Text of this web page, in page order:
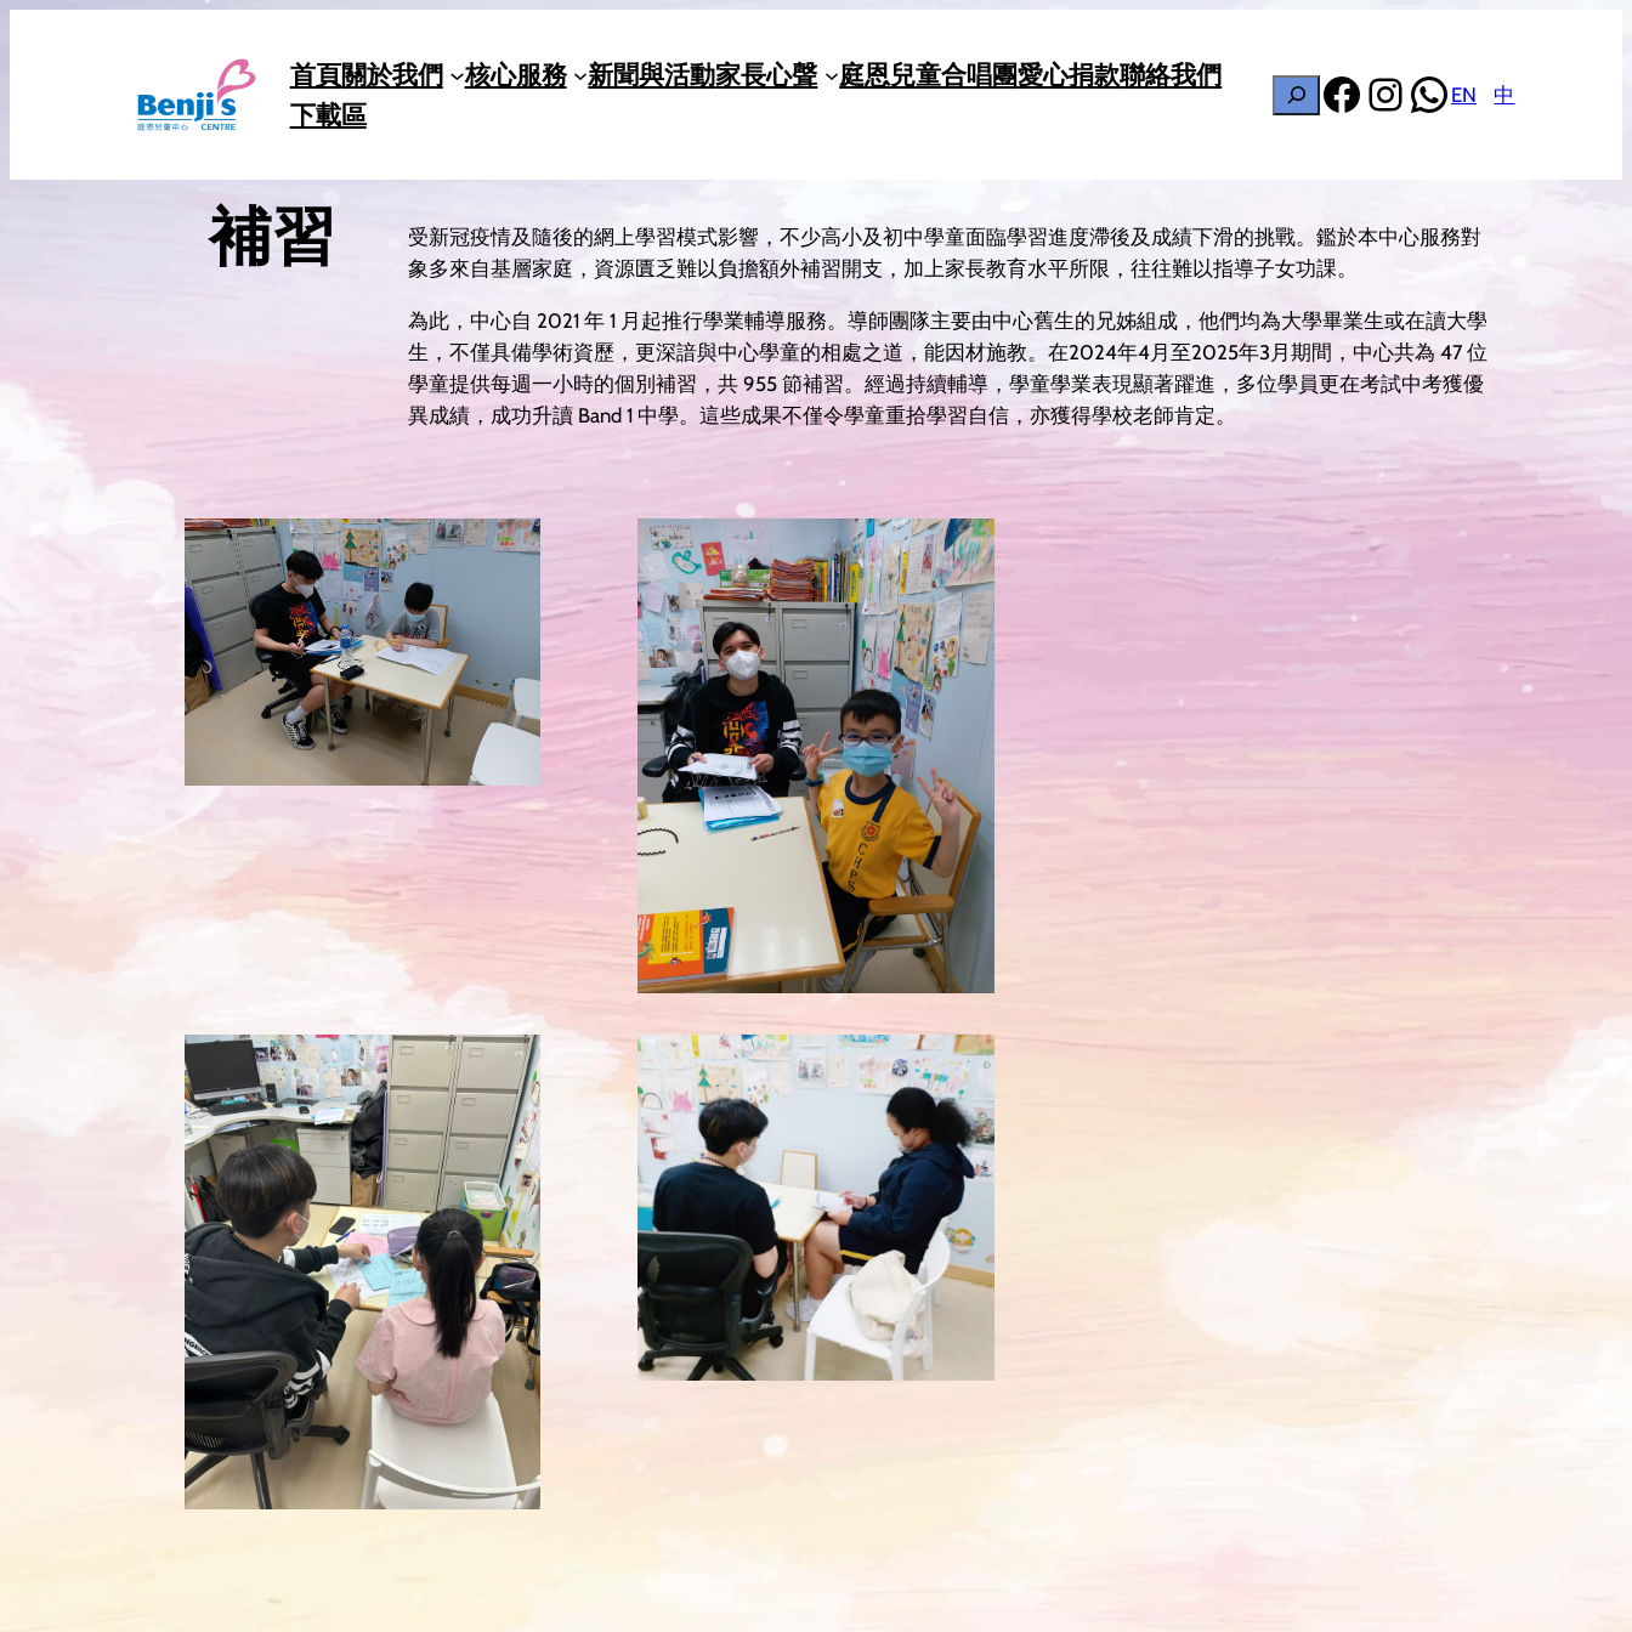
首頁關於我們 核心服務 新聞與活動家長心聲 庭恩兒童合唱團愛心捐款聯絡我們
下載區
搜
尋
Facebook
Instagram
WhatsApp
EN 中
補習
受新冠疫情及隨後的網上學習模式影響，不少高小及初中學童面臨學習進度滯後及成績下滑的挑戰。鑑於本中心服務對
象多來自基層家庭，資源匱乏難以負擔額外補習開支，加上家長教育水平所限，往往難以指導子女功課。
為此，中心自 2021 年 1 月起推行學業輔導服務。導師團隊主要由中心舊生的兄姊組成，他們均為大學畢業生或在讀大學
生，不僅具備學術資歷，更深諳與中心學童的相處之道，能因材施教。在2024年4月至2025年3月期間，中心共為 47 位
學童提供每週一小時的個別補習，共 955 節補習。經過持續輔導，學童學業表現顯著躍進，多位學員更在考試中考獲優
異成績，成功升讀 Band 1 中學。這些成果不僅令學童重拾學習自信，亦獲得學校老師肯定。